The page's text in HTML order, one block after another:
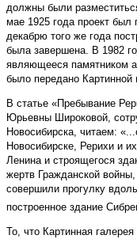
должны были
мае 1925 года проект был
декабрю того же года
была завершена. В 1982
являющееся памятником
было передано Картинной
В статье «Пребывание
Юрьевны Широковой,
Новосибирска, читаем:
Новосибирске, Рерихи и
Ленина и строящегося
жертв Гражданской
совершили прогулку
построенное здание
То, что Картинная